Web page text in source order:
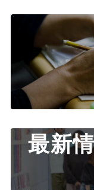
最新